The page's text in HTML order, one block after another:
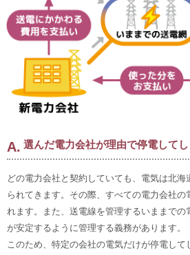
選んだ電力会社が理由で停電して
どの電力会社と契約していても、電気は北海
られてきます。その際、すべての電力会社の
れます。また、送電線を管理するいままでの
が安定するように管理する義務があります。
このため、特定の会社の電気だけが停電して